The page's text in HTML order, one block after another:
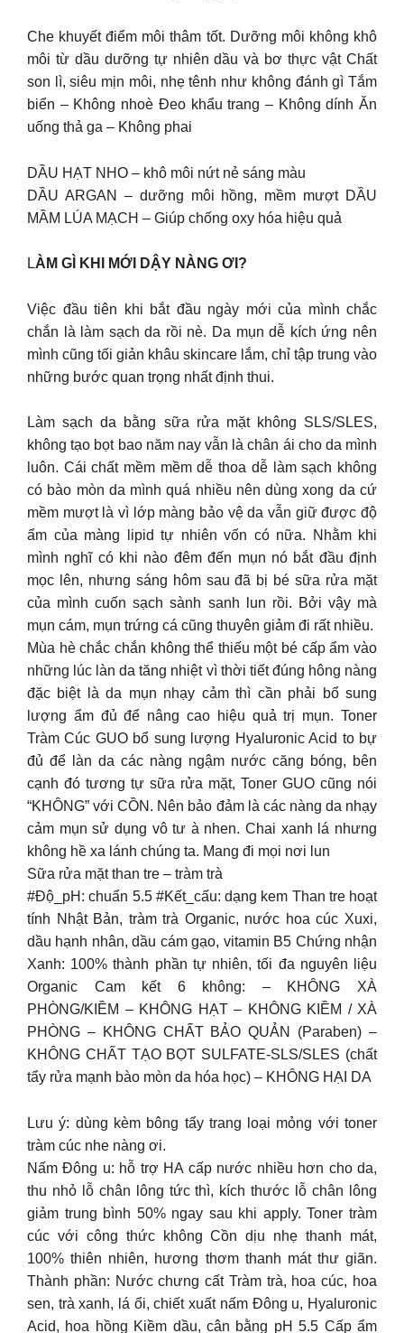
Che khuyết điểm môi thâm tốt. Dưỡng môi không khô
môi từ dầu dưỡng tự nhiên dầu và bơ thực vật Chất
son lì, siêu mịn môi, nhẹ tênh như không đánh gì Tắm
biển – Không nhoè Đeo khẩu trang – Không dính Ăn
uống thả ga – Không phai
DẦU HẠT NHO – khô môi nứt nẻ sáng màu
DẦU ARGAN – dưỡng môi hồng, mềm mượt DẦU
MẦM LÚA MẠCH – Giúp chống oxy hóa hiệu quả
LÀM GÌ KHI MỚI DẬY NÀNG ƠI?
Việc đầu tiên khi bắt đầu ngày mới của mình chắc
chắn là làm sạch da rồi nè. Da mụn dễ kích ứng nên
mình cũng tối giản khâu skincare lắm, chỉ tập trung vào
những bước quan trọng nhất định thui.
Làm sạch da bằng sữa rửa mặt không SLS/SLES,
không tạo bọt bao năm nay vẫn là chân ái cho da mình
luôn. Cái chất mềm mềm dễ thoa dễ làm sạch không
có bào mòn da mình quá nhiều nên dùng xong da cứ
mềm mượt là vì lớp màng bảo vệ da vẫn giữ được độ
ẩm của màng lipid tự nhiên vốn có nữa. Nhằm khi
mình nghĩ có khi nào đêm đến mụn nó bắt đầu định
mọc lên, nhưng sáng hôm sau đã bị bé sữa rửa mặt
của mình cuốn sạch sành sanh lun rồi. Bởi vậy mà
mụn cám, mụn trứng cá cũng thuyên giảm đi rất nhiều.
Mùa hè chắc chắn không thể thiếu một bé cấp ẩm vào
những lúc làn da tăng nhiệt vì thời tiết đúng hông nàng
đặc biệt là da mụn nhạy cảm thì cần phải bổ sung
lượng ẩm đủ để nâng cao hiệu quả trị mụn. Toner
Tràm Cúc GUO bổ sung lượng Hyaluronic Acid to bự
đủ để làn da các nàng ngậm nước căng bóng, bên
cạnh đó tương tự sữa rửa mặt, Toner GUO cũng nói
“KHÔNG” với CỒN. Nên bảo đảm là các nàng da nhạy
cảm mụn sử dụng vô tư à nhen. Chai xanh lá nhưng
không hề xa lánh chúng ta. Mang đi mọi nơi lun
Sữa rửa mặt than tre – tràm trà
#Độ_pH: chuẩn 5.5 #Kết_cấu: dạng kem Than tre hoạt
tính Nhật Bản, tràm trà Organic, nước hoa cúc Xuxi,
dầu hạnh nhân, dầu cám gạo, vitamin B5 Chứng nhận
Xanh: 100% thành phần tự nhiên, tối đa nguyên liệu
Organic Cam kết 6 không: – KHÔNG XÀ
PHÒNG/KIỀM – KHÔNG HẠT – KHÔNG KIỀM / XÀ
PHÒNG – KHÔNG CHẤT BẢO QUẢN (Paraben) –
KHÔNG CHẤT TẠO BỌT SULFATE-SLS/SLES (chất
tẩy rửa mạnh bào mòn da hóa học) – KHÔNG HẠI DA
Lưu ý: dùng kèm bông tẩy trang loại mỏng với toner
tràm cúc nhe nàng ơi.
Nấm Đông u: hỗ trợ HA cấp nước nhiều hơn cho da,
thu nhỏ lỗ chân lông tức thì, kích thước lỗ chân lông
giảm trung bình 50% ngay sau khi apply. Toner tràm
cúc với công thức không Cồn dịu nhẹ thanh mát,
100% thiên nhiên, hương thơm thanh mát thư giãn.
Thành phần: Nước chưng cất Tràm trà, hoa cúc, hoa
sen, trà xanh, lá ổi, chiết xuất nấm Đông u, Hyaluronic
Acid, hoa hồng Kiềm dầu, cân bằng pH 5.5 Cấp ẩm